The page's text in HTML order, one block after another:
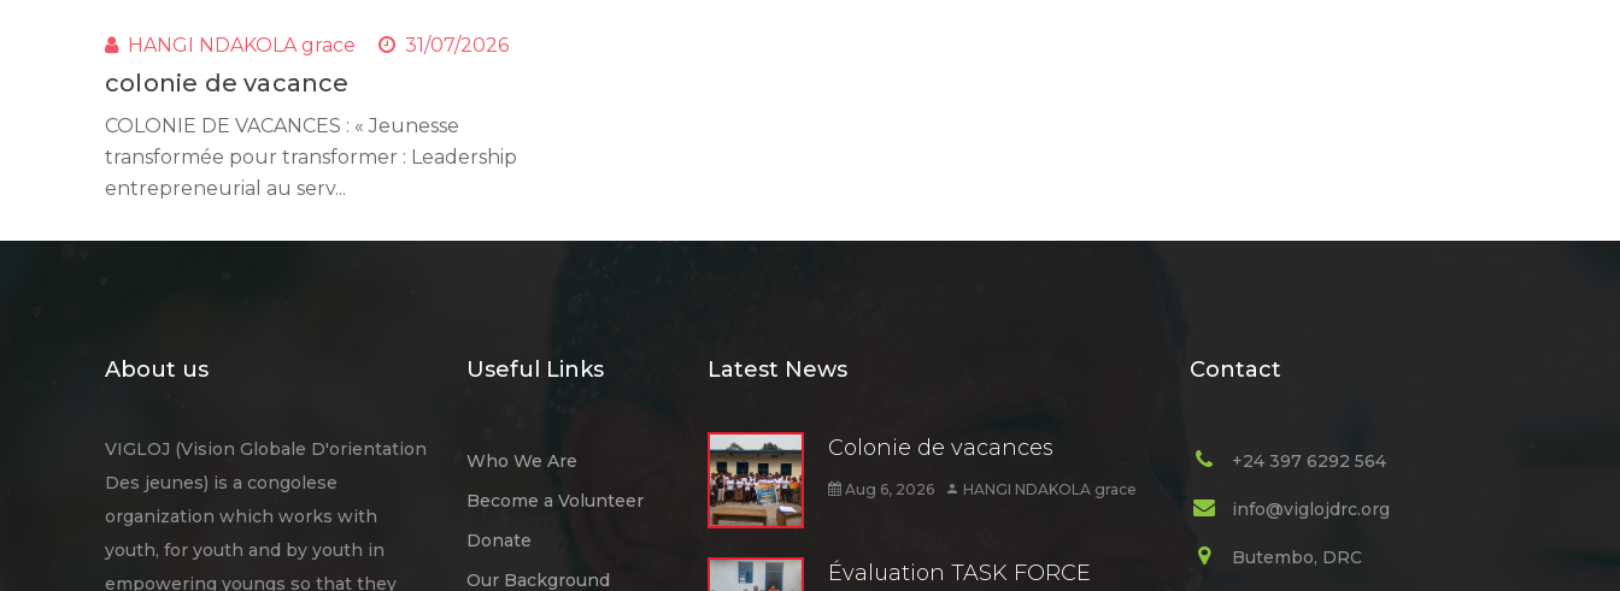
HANGI NDAKOLA grace 31/07/2026
colonie de vacance
COLONIE DE VACANCES : « Jeunesse
transformée pour transformer : Leadership
entrepreneurial au serv...
About us
VIGLOJ (Vision Globale D'orientation
Des jeunes) is a congolese
organization which works with
youth, for youth and by youth in
empowering youngs so that they
Useful Links
Who We Are
Become a Volunteer
Donate
Our Background
Latest News
Colonie de vacances
Aug 6, 2026 HANGI NDAKOLA grace
Évaluation TASK FORCE
Contact
+24 397 6292 564
info@viglojdrc.org
Butembo, DRC